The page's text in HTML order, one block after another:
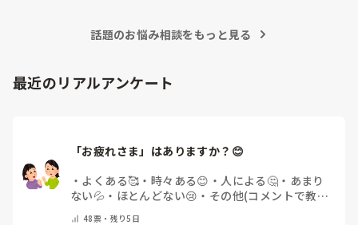
話題のお悩み相談をもっと見る
最近のリアルアンケート
「お疲れさま」はありますか？😊
・ よくある🥰 ・ 時々ある😊 ・ 人による🤔 ・ あまり
ない💦 ・ ほとんどない😢 ・ その他(コメントで教え
48票・ 残り5日